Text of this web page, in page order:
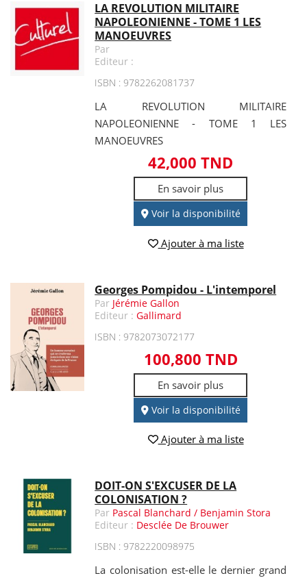
LA REVOLUTION MILITAIRE
NAPOLEONIENNE - TOME 1 LES
MANOEUVRES
Par
Editeur :
ISBN : 9782262081737
LA REVOLUTION MILITAIRE
NAPOLEONIENNE - TOME 1 LES
MANOEUVRES
42,000 TND
En savoir plus
Voir la disponibilité
Ajouter à ma liste
Georges Pompidou - L'intemporel
Par Jérémie Gallon
Editeur :Gallimard
ISBN : 9782073072177
100,800 TND
En savoir plus
Voir la disponibilité
Ajouter à ma liste
DOIT-ON S'EXCUSER DE LA
COLONISATION ?
Par Pascal Blanchard / Benjamin Stora
Editeur : Desclée De Brouwer
ISBN : 9782220098975
La colonisation est-elle le dernier grand